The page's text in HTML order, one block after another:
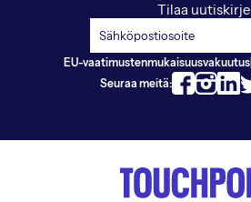
Tilaa uutiskirje
EU-vaatimustenmukaisuusvakuutus|
Seuraa meitä: